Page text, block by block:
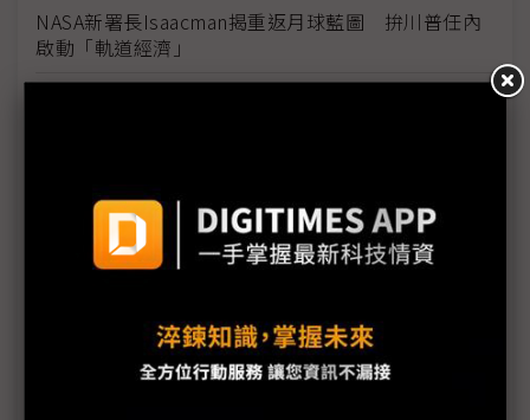
NASA新署長Isaacman揭重返月球藍圖 拚川普任內
啟動「軌道經濟」
入NVIDIA
川普10萬美元H-1B簽證費用爭議延燒 美國商會提起
魏哲家自嘲含淚打造台積美廠 NYT剖析1.8萬條法規
如何綁住晶圓代工龍頭手腳